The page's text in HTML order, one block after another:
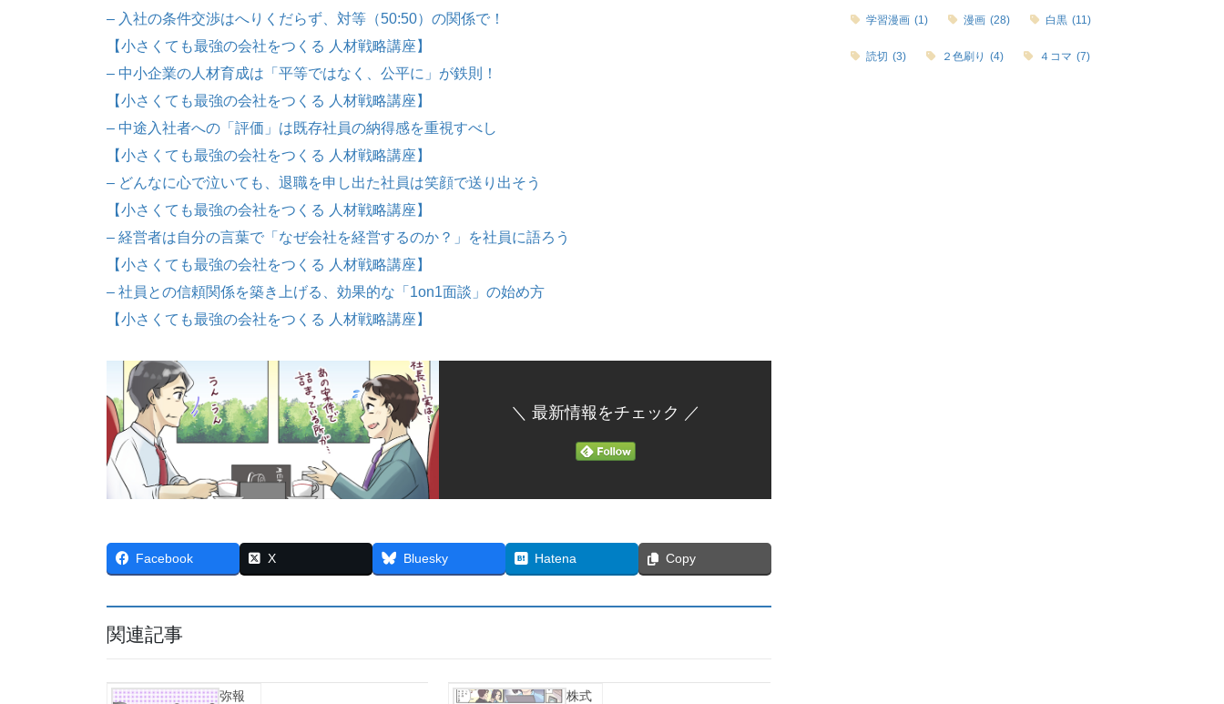
– 入社の条件交渉はへりくだらず、対等（50:50）の関係で！
【小さくても最強の会社をつくる 人材戦略講座】
– 中小企業の人材育成は「平等ではなく、公平に」が鉄則！
【小さくても最強の会社をつくる 人材戦略講座】
– 中途入社者への「評価」は既存社員の納得感を重視すべし
【小さくても最強の会社をつくる 人材戦略講座】
– どんなに心で泣いても、退職を申し出た社員は笑顔で送り出そう
【小さくても最強の会社をつくる 人材戦略講座】
– 経営者は自分の言葉で「なぜ会社を経営するのか？」を社員に語ろう
【小さくても最強の会社をつくる 人材戦略講座】
– 社員との信頼関係を築き上げる、効果的な「1on1面談」の始め方
【小さくても最強の会社をつくる 人材戦略講座】
＼ 最新情報をチェック ／
Facebook X Bluesky Hatena Copy
関連記事
弥報
株式
学習漫画 (1) 漫画 (28) 白黒 (11)
読切 (3) ２色刷り (4) ４コマ (7)